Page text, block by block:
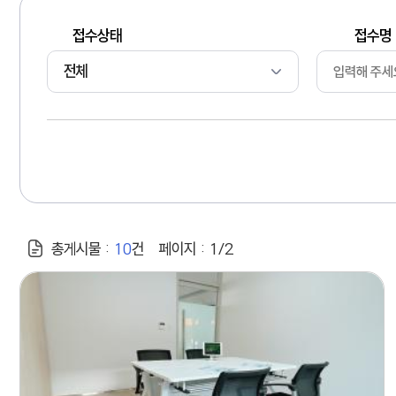
접수상태 접수명
총게시물 : 10건 페이지 : 1/2